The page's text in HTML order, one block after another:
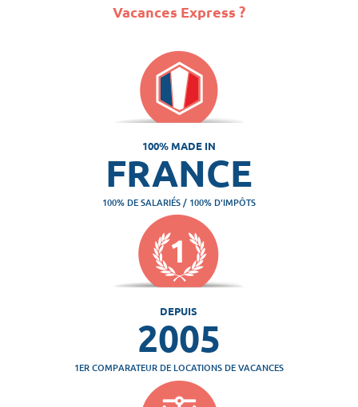
Vacances Express ?
100% MADE IN
FRANCE
100% DE SALARIÉS / 100% D'IMPÔTS
DEPUIS
2005
1ER COMPARATEUR DE LOCATIONS DE VACANCES